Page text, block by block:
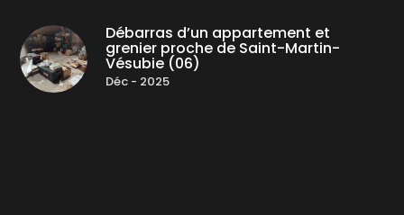
Débarras d’un appartement et
grenier proche de Saint-Martin-
Vésubie (06)
Déc - 2025